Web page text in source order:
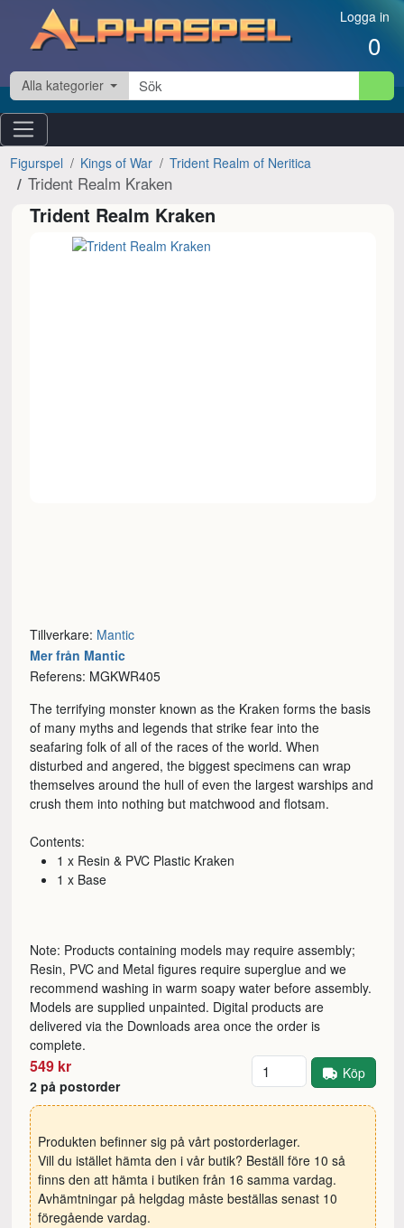
Hoppa till innehåll Logga in
0
Alla kategorier
Figurspel Kings of War Trident Realm of Neritica
Trident Realm Kraken
Trident Realm Kraken
Tillverkare: Mantic
Mer från Mantic
Referens: MGKWR405
The terrifying monster known as the Kraken forms the basis
of many myths and legends that strike fear into the
seafaring folk of all of the races of the world. When
disturbed and angered, the biggest specimens can wrap
themselves around the hull of even the largest warships and
crush them into nothing but matchwood and flotsam.
Contents:
1 x Resin & PVC Plastic Kraken
1 x Base
Note: Products containing models may require assembly;
Resin, PVC and Metal figures require superglue and we
recommend washing in warm soapy water before assembly.
Models are supplied unpainted. Digital products are
delivered via the Downloads area once the order is
complete.
549 kr
2 på postorder
Antal Köp
Produkten befinner sig på vårt postorderlager.
Vill du istället hämta den i vår butik? Beställ före 10 så
finns den att hämta i butiken från 16 samma vardag.
Avhämtningar på helgdag måste beställas senast 10
föregående vardag.